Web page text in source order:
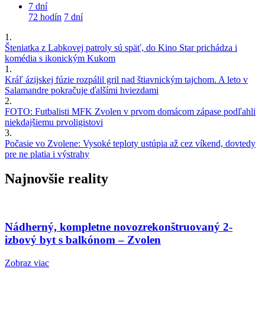
7 dní
72 hodín 7 dní
1.
Šteniatka z Labkovej patroly sú späť, do Kino Star prichádza i
komédia s ikonickým Kukom
1.
Kráľ ázijskej fúzie rozpálil gril nad štiavnickým tajchom. A leto v
Salamandre pokračuje ďalšími hviezdami
2.
FOTO: Futbalisti MFK Zvolen v prvom domácom zápase podľahli
niekdajšiemu prvoligistovi
3.
Počasie vo Zvolene: Vysoké teploty ustúpia až cez víkend, dovtedy
pre ne platia i výstrahy
Najnovšie reality
Nádherný, kompletne novozrekonštruovaný 2-
izbový byt s balkónom – Zvolen
Zobraz viac